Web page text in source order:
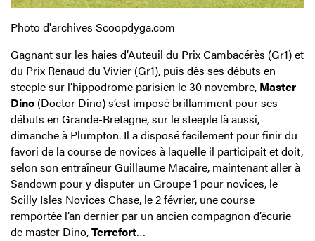
Photo d'archives Scoopdyga.com
Gagnant sur les haies d’Auteuil du Prix Cambacérès (Gr1) et
du Prix Renaud du Vivier (Gr1), puis dès ses débuts en
steeple sur l’hippodrome parisien le 30 novembre, Master
Dino (Doctor Dino) s’est imposé brillamment pour ses
débuts en Grande-Bretagne, sur le steeple là aussi,
dimanche à Plumpton. Il a disposé facilement pour finir du
favori de la course de novices à laquelle il participait et doit,
selon son entraîneur Guillaume Macaire, maintenant aller à
Sandown pour y disputer un Groupe 1 pour novices, le
Scilly Isles Novices Chase, le 2 février, une course
remportée l’an dernier par un ancien compagnon d’écurie
de master Dino,Terrefort…